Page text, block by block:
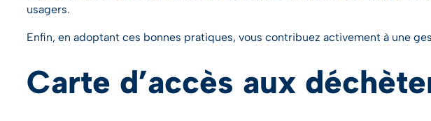
usagers.
Enfin, en adoptant ces bonnes pratiques, vous contribuez activement à une
Carte d’accès aux